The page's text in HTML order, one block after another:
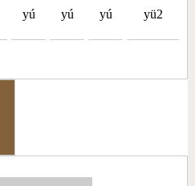
yú
yú
yú
yü2